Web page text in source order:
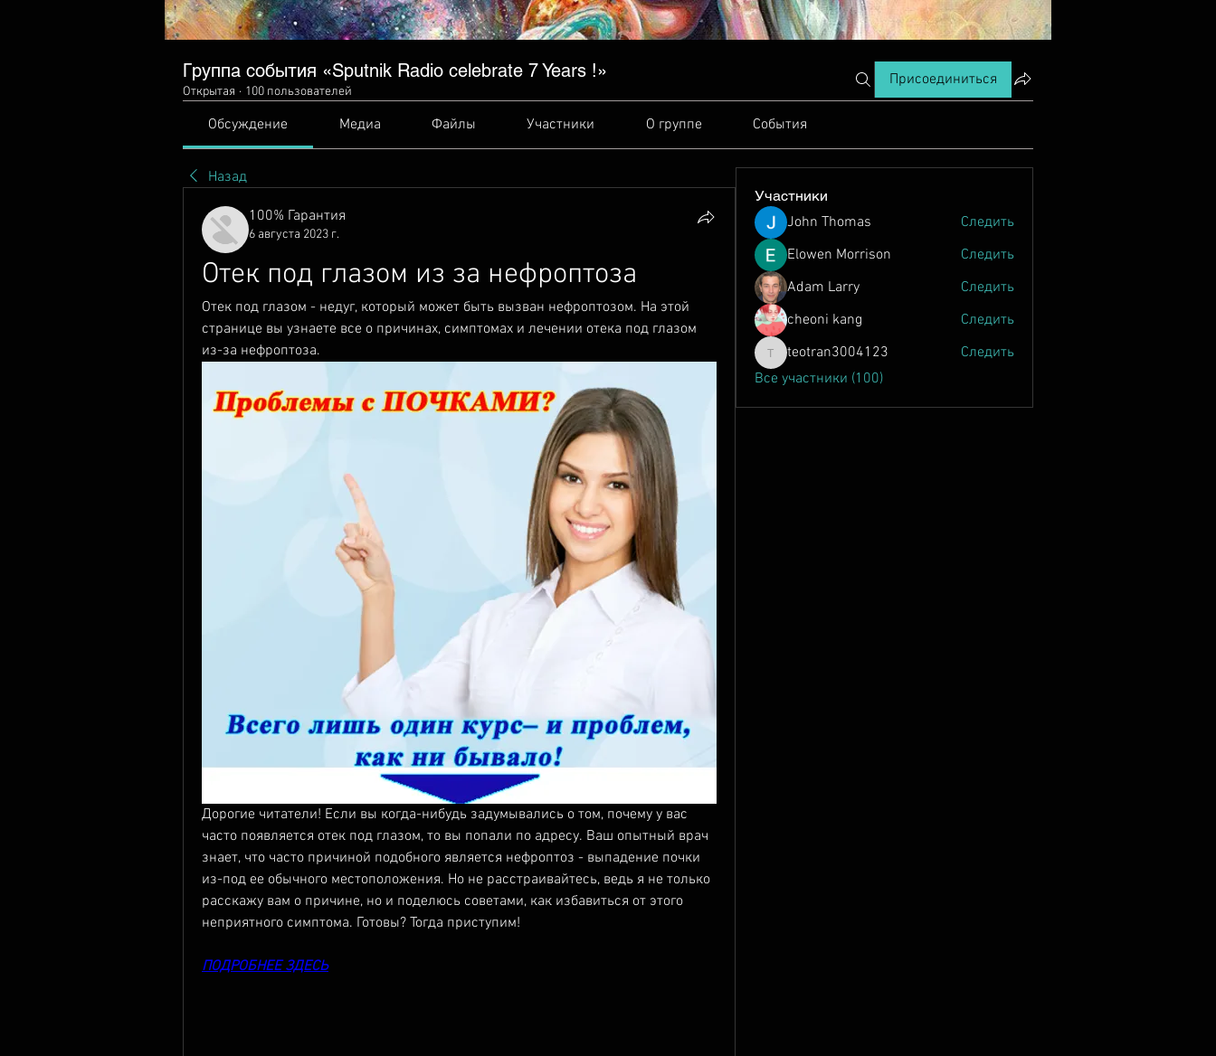
Группа события «Sputnik Radio сelebrate 7 Years !»
Открытая · 100 пользователей
Присоединиться
Обсуждение Медиа Файлы Участники О группе События
Назад
100% Гарантия
6 августа 2023 г.
Отек под глазом из за нефроптоза
Отек под глазом - недуг, который может быть вызван нефроптозом. На этой
странице вы узнаете все о причинах, симптомах и лечении отека под глазом
из-за нефроптоза.
Дорогие читатели! Если вы когда-нибудь задумывались о том, почему у вас
часто появляется отек под глазом, то вы попали по адресу. Ваш опытный врач
знает, что часто причиной подобного является нефроптоз - выпадение почки
из-под ее обычного местоположения. Но не расстраивайтесь, ведь я не только
расскажу вам о причине, но и поделюсь советами, как избавиться от этого
неприятного симптома. Готовы? Тогда приступим!
ПОДРОБНЕЕ ЗДЕСЬ
Участники
John Thomas
Следить
Elowen Morrison
Следить
Adam Larry
Следить
cheoni kang
Следить
teotran3004123
teotran3004123
Следить
Все участники (100)